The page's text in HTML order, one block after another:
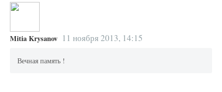
Mitia Krysanov 11 ноября 2013, 14:15
Вечная память !